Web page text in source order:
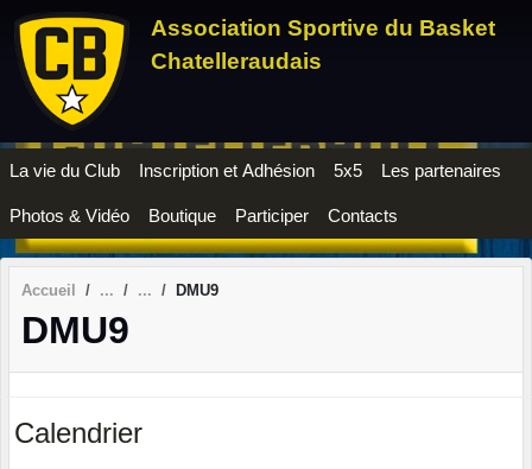
Association Sportive du Basket
Chatelleraudais
La vie du Club Inscription et Adhésion 5x5 Les partenaires
Photos & Vidéo Boutique Participer Contacts
Accueil DMU9
DMU9
Calendrier
Panneau de gestion des cookies